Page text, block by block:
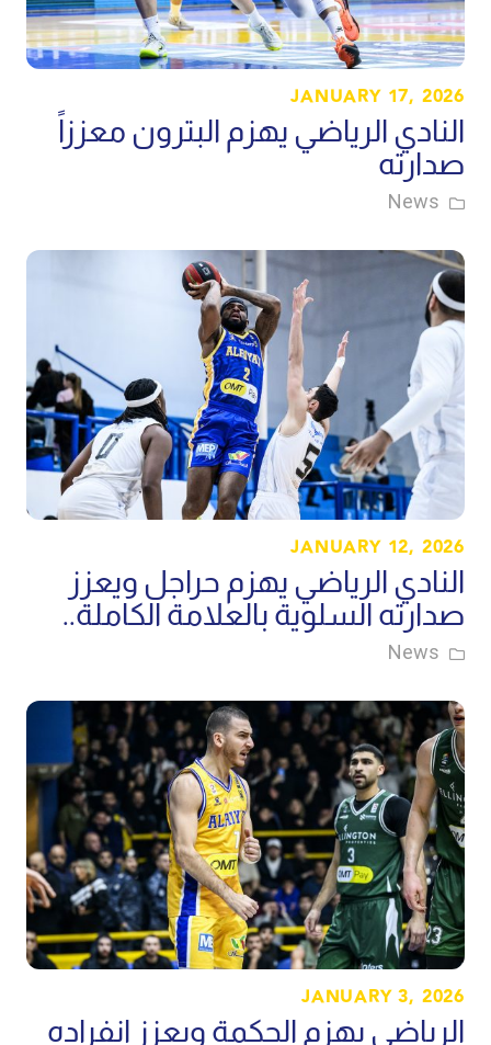
JANUARY 17, 2026
النادي الرياضي يهزم البترون معززاً
صدارته
News
JANUARY 12, 2026
النادي الرياضي يهزم حراجل ويعزز
صدارته السلوية بالعلامة الكاملة..
News
JANUARY 3, 2026
الرياضي يهزم الحكمة ويعزز انفراده